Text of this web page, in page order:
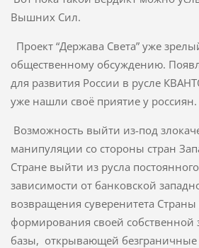
Вышних Сил.
Проект “Держава Света” уже
общественному обсуждению.
для развития России в русле
уже нашли своё приятие у россиян.
Возможность выйти из-под
манипуляции со стороны стран
Стране выйти из русла
зависимости от банковской
возвращения суверенитета
формирования своей собственной
базы, открывающей безграничные